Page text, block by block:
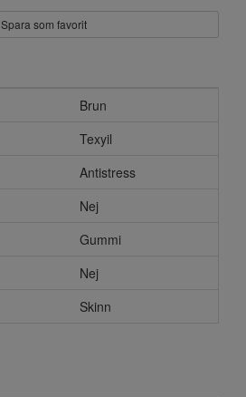
Spara som favorit
Brun
Texyil
Antistress
Nej
Gummi
Nej
Skinn